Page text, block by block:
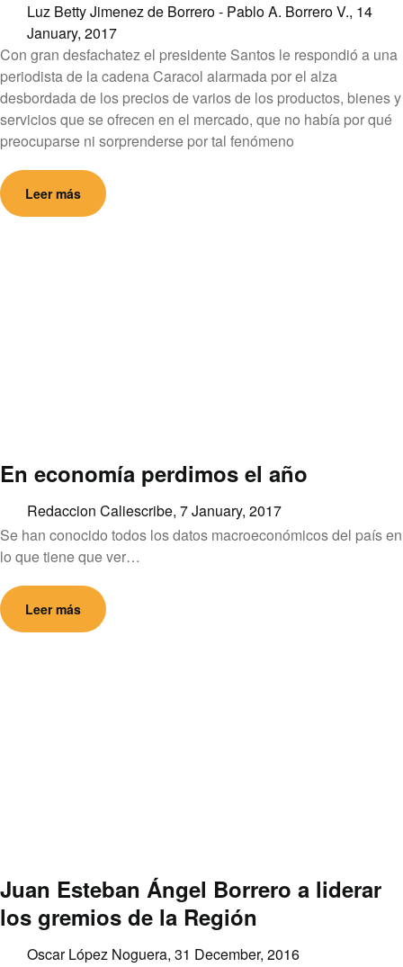
Luz Betty Jimenez de Borrero - Pablo A. Borrero V., 14
January, 2017
Con gran desfachatez el presidente Santos le respondió a una
periodista de la cadena Caracol alarmada por el alza
desbordada de los precios de varios de los productos, bienes y
servicios que se ofrecen en el mercado, que no había por qué
preocuparse ni sorprenderse por tal fenómeno
Leer más
En economía perdimos el año
Redaccion Caliescribe, 7 January, 2017
Se han conocido todos los datos macroeconómicos del país en
lo que tiene que ver…
Leer más
Juan Esteban Ángel Borrero a liderar
los gremios de la Región
Oscar López Noguera, 31 December, 2016